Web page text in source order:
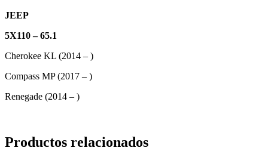
JEEP
5X110 – 65.1
Cherokee KL (2014 – )
Compass MP (2017 – )
Renegade (2014 – )
Productos relacionados